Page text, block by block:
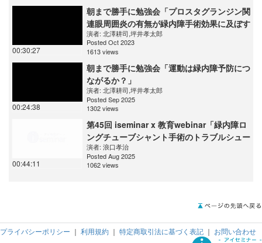
00:30:27
朝まで勝手に勉強会「プロスタグランジン関
連眼周囲炎の有無が緑内障手術効果に及ぼす
影響」
演者: 北澤耕司,坪井孝太郎
Posted Oct 2023
1613 views
00:24:38
朝まで勝手に勉強会「運動は緑内障予防につ
ながるか？」
演者: 北澤耕司,坪井孝太郎
Posted Sep 2025
1302 views
00:44:11
第45回 iseminar x 教育webinar「緑内障ロ
ングチューブシャント手術のトラブルシュー
ティング」
演者: 浪口孝治
Posted Aug 2025
1062 views
プライバシーポリシー ｜ 利用規約 ｜ 特定商取引法に基づく表記 ｜ お問い合わせ